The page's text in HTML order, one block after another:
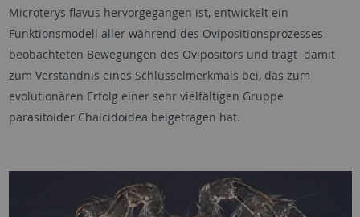
Microterys flavus hervorgegangen ist, entwickelt ein
Funktionsmodell aller während des Ovipositionsprozesses
beobachteten Bewegungen des Ovipositors und trägt damit
zum Verständnis eines Schlüsselmerkmals bei, das zum
evolutionären Erfolg einer sehr vielfältigen Gruppe
parasitoider Chalcidoidea beigetragen hat.